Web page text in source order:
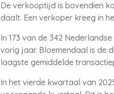
De verkooptijd is bovendien
daalt. Een verkoper kreeg in
In 173 van de 342
vorig jaar. Bloemendaal is de
laagste gemiddelde
In het vierde kwartaal van